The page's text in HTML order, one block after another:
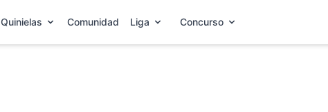
Quinielas Comunidad Liga Concurso